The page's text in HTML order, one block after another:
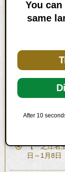
You
same
After 10
つくってあ
【終了しま
【一之江名
名主屋敷の
【一之江名
日～1月8日